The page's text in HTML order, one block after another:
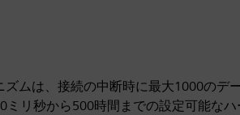
ムは、接続の中断時に最大1000のデ
リ秒から500時間までの設定可能なハ